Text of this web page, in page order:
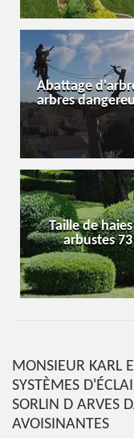
Abattage
arbres
Taille de
arbustes 73
MONSIEUR KARL
SYSTÈMES
SORLIN D ARVES
AVOISINANTES